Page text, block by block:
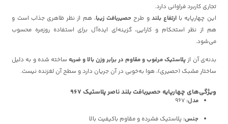
تجاری کاربرد فراوانی دارد.
این چهارپایه با ارتفاع بلند و طرح حصیربافت زیبا، هم از نظر ظاهری جذاب است و
هم از نظر استحکام و کارایی، گزینه‌ای ایده‌آل برای استفاده روزمره محسوب
می‌شود.
بدنه‌ی آن از پلاستیک مرغوب و مقاوم در برابر وزن بالا و ضربه ساخته شده و به دلیل
ساختار مشبک (حصیری)، هوا به‌خوبی در آن جریان دارد و سطح آن لغزنده نیست.
ویژگی‌های چهارپایه حصیربافت بلند ناصر پلاستیک 967
مدل: 967
جنس: پلاستیک فشرده و مقاوم باکیفیت بالا